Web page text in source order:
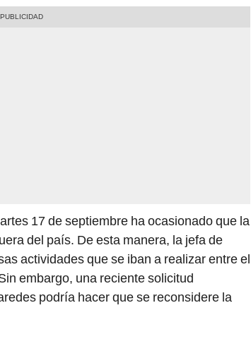
17 de septiembre ha ocasionado que la
del país. De esta manera, la jefa de
actividades que se iban a realizar entre el
embargo, una reciente solicitud
podría hacer que se reconsidere la